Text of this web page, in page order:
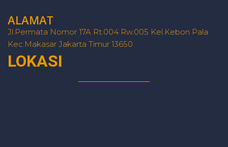
ALAMAT
Jl.Permata Nomor 17A Rt.004 Rw.005 Kel.Kebon Pala
Kec.Makasar Jakarta Timur 13650
LOKASI